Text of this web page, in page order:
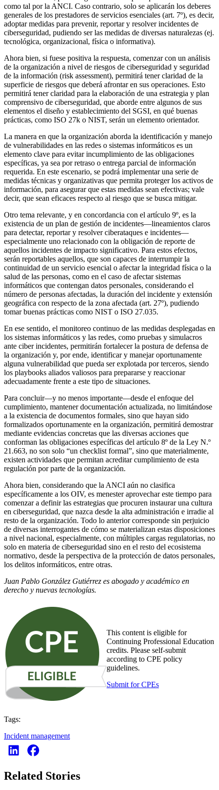
como tal por la ANCI. Caso contrario, solo se aplicarán los deberes
generales de los prestadores de servicios esenciales (art. 7º), es decir,
adoptar medidas para prevenir, reportar y resolver incidentes de
ciberseguridad, pudiendo ser las medidas de diversas naturalezas (ej.
tecnológica, organizacional, física o informativa).
Ahora bien, si fuese positiva la respuesta, comenzar con un análisis
de la organización a nivel de riesgos de ciberseguridad y seguridad
de la información (risk assessment), permitirá tener claridad de la
superficie de riesgos que deberá afrontar en sus operaciones. Esto
permitirá tener claridad para la elaboración de una estrategia y plan
comprensivo de ciberseguridad, que aborde entre algunos de sus
elementos el diseño y establecimiento del SGSI, en qué buenas
prácticas, como ISO 27k o NIST, serán un elemento orientador.
La manera en que la organización aborda la identificación y manejo
de vulnerabilidades en las redes o sistemas informáticos es un
elemento clave para evitar incumplimiento de las obligaciones
específicas, ya sea por retraso o entrega parcial de información
requerida. En este escenario, se podrá implementar una serie de
medidas técnicas y organizativas que permita proteger los activos de
información, para asegurar que estas medidas sean efectivas; vale
decir, que sean eficaces respecto al riesgo que se busca mitigar.
Otro tema relevante, y en concordancia con el artículo 9º, es la
existencia de un plan de gestión de incidentes—lineamientos claros
para detectar, reportar y resolver ciberataques e incidentes—
especialmente uno relacionado con la obligación de reporte de
aquellos incidentes de impacto significativo. Para estos efectos,
serán reportables aquellos, que son capaces de interrumpir la
continuidad de un servicio esencial o afectar la integridad física o la
salud de las personas, como en el caso de afectar sistemas
informáticos que contengan datos personales, considerando el
número de personas afectadas, la duración del incidente y extensión
geográfica con respecto de la zona afectada (art. 27º), pudiendo
tomar buenas prácticas como NIST o ISO 27.035.
En ese sentido, el monitoreo continuo de las medidas desplegadas en
los sistemas informáticos y las redes, como pruebas y simulacros
ante ciber incidentes, permitirán fortalecer la postura de defensa de
la organización y, por ende, identificar y manejar oportunamente
alguna vulnerabilidad que pueda ser explotada por terceros, siendo
los playbooks aliados valiosos para prepararse y reaccionar
adecuadamente frente a este tipo de situaciones.
Para concluir—y no menos importante—desde el enfoque del
cumplimiento, mantener documentación actualizada, no limitándose
a la existencia de documentos formales, sino que hayan sido
formalizados oportunamente en la organización, permitirá demostrar
mediante evidencias concretas que las diversas acciones que
conforman las obligaciones específicas del artículo 8º de la Ley N.º
21.663, no son solo “un checklist formal”, sino que materialmente,
existen actividades que permitan acreditar cumplimiento de esta
regulación por parte de la organización.
Ahora bien, considerando que la ANCI aún no clasifica
específicamente a los OIV, es menester aprovechar este tiempo para
comenzar a definir las estrategias que procuren instaurar una cultura
en ciberseguridad, que nazca desde la alta administración e irradie al
resto de la organización. Todo lo anterior corresponde sin perjuicio
de diversas interrogantes de cómo se materializan estas disposiciones
a nivel nacional, especialmente, con múltiples cargas regulatorias, no
solo en materia de ciberseguridad sino en el resto del ecosistema
normativo, desde la perspectiva de la protección de datos personales,
los delitos informáticos, entre otras.
Juan Pablo González Gutiérrez es abogado y académico en
derecho y nuevas tecnologías.
This content is eligible for
Continuing Professional Education
credits. Please self-submit
according to CPE policy
guidelines.
Submit for CPEs
Tags:
Incident management
Related Stories